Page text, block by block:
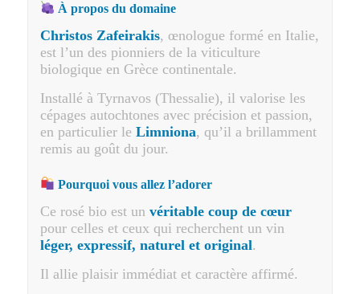
À propos du domaine
Christos Zafeirakis, œnologue formé en Italie,
est l’un des pionniers de la viticulture
biologique en Grèce continentale.
Installé à Tyrnavos (Thessalie), il valorise les
cépages autochtones avec précision et passion,
en particulier le Limniona, qu’il a brillamment
remis au goût du jour.
Pourquoi vous allez l’adorer
Ce rosé bio est un véritable coup de cœur
pour celles et ceux qui recherchent un vin
léger, expressif, naturel et original.
Il allie plaisir immédiat et caractère affirmé.